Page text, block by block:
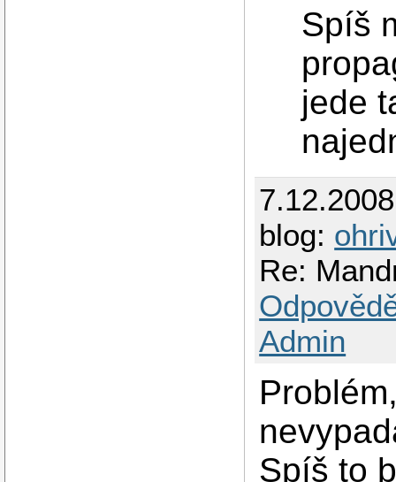
Spíš
jede
blog:
Re:
Admin
Spíš to